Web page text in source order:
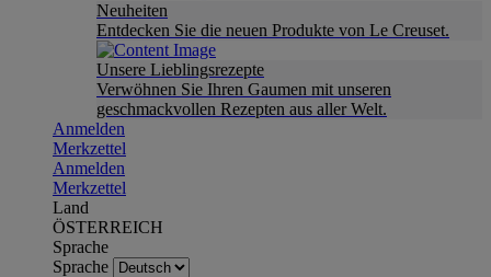
Neuheiten
Entdecken Sie die neuen Produkte von Le Creuset.
Unsere Lieblingsrezepte
Verwöhnen Sie Ihren Gaumen mit unseren
geschmackvollen Rezepten aus aller Welt.
Anmelden
Merkzettel
Anmelden
Merkzettel
Land
ÖSTERREICH
Sprache
Sprache